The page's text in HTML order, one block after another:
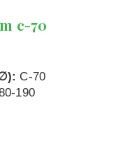
c-70
C-70
190